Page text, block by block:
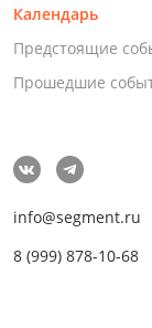
Календарь
Предстоящие
Прошедшие
info@segment.ru
8 (999) 878-10-68